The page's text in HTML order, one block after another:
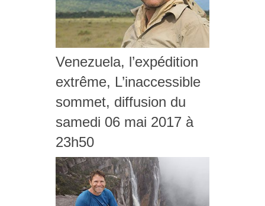
Venezuela, l’expédition
extrême, L’inaccessible
sommet, diffusion du
samedi 06 mai 2017 à
23h50